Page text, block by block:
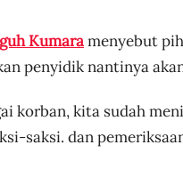
Kumaramenyebut
penyidik nantinya
korban, kita sudah
saksi. dan